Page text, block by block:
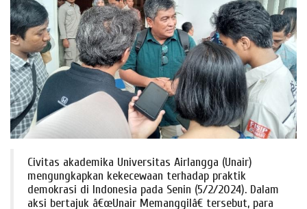
Civitas akademika Universitas Airlangga (Unair)
mengungkapkan kekecewaan terhadap praktik
demokrasi di Indonesia pada Senin (5/2/2024). Dalam
aksi bertajuk â€œUnair Memanggilâ€ tersebut, para